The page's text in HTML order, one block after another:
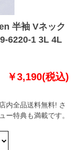
半袖 Vネック
6220-1 3L 4L
￥3,190(税込)
内全品送料無料! さ
ー特典も満載です。